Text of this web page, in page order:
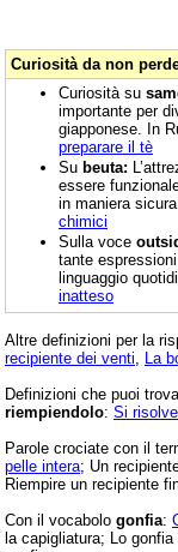
Curiosità da non
Curiosità su
importante per
giapponese. In
preparare il tè
Su beuta:
essere
in maniera sicura
chimici
Sulla voce
tante
linguaggio
inatteso
Altre definizioni per la
recipiente dei venti
La
Definizioni che puoi
riempiendolo: Si
Parole crociate con il
pelle intera; Un
Riempire un recipiente
Con il vocabolo gonfia:
la capigliatura; Lo